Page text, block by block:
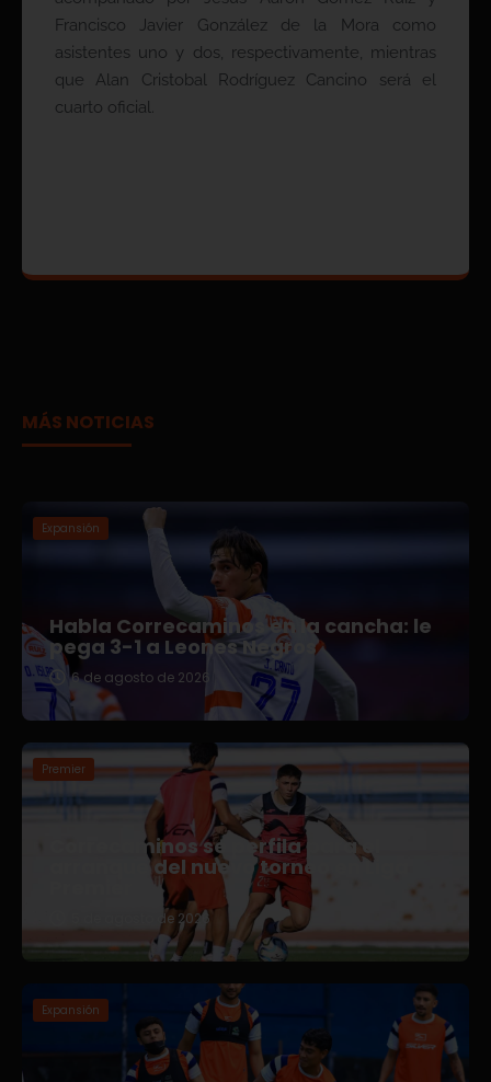
Francisco Javier González de la Mora como
asistentes uno y dos, respectivamente, mientras
que Alan Cristobal Rodríguez Cancino será el
cuarto oficial.
MÁS NOTICIAS
Expansión
Habla Correcaminos en la cancha: le
pega 3-1 a Leones Negros
6 de agosto de 2026
Premier
Correcaminos se perfila para el
arranque del nuevo torneo en Liga
5 de agosto de 2026
Expansión